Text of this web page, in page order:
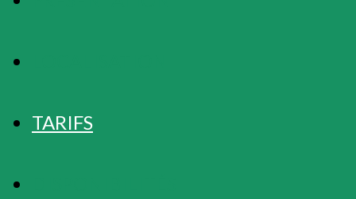
TARIFS